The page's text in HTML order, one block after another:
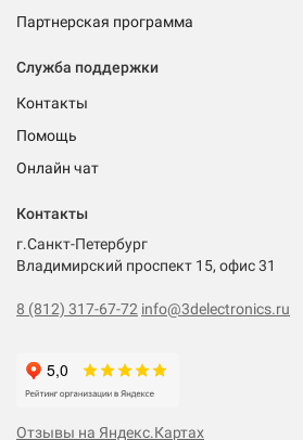
Партнерская программа
Служба поддержки
Контакты
Помощь
Онлайн чат
Контакты
г.Санкт-Петербург
Владимирский проспект 15, офис 31
8 (812) 317-67-72 info@3delectronics.ru
Отзывы на Яндекс.Картах